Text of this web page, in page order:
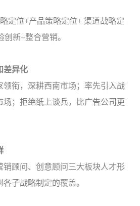
定位+产品策略定位+ 渠道战略定
创新+整合营销。
差异化
领衔，深耕西南市场；率先引入战
场；拒绝纸上谈兵，比广告公司更
销顾问、创意顾问三大板块人才形
子战略制定的覆盖。